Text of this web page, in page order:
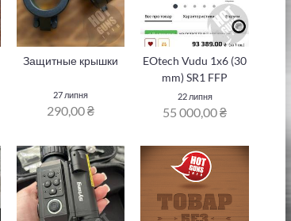
Защитные крышки
27 липня
290,00 ₴
EOtech Vudu 1x6 (30
mm) SR1 FFP
22 липня
55 000,00 ₴